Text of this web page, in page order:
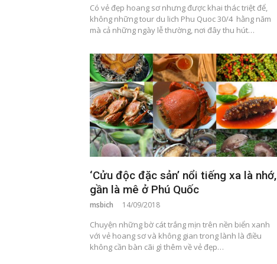
Có vẻ đẹp hoang sơ nhưng được khai thác triệt để,
không những tour du lich Phu Quoc 30/4 hằng năm
mà cả những ngày lễ thường, nơi đây thu hút…
‘Cửu độc đặc sản’ nổi tiếng xa là nhớ,
gần là mê ở Phú Quốc
msbich 14/09/2018
Chuyện những bờ cát trắng mịn trên nền biển xanh
với vẻ hoang sơ và không gian trong lành là điều
không cần bàn cãi gì thêm về vẻ đẹp…